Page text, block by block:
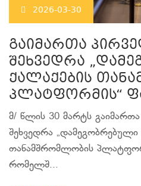
2026-03-30
გაიმართა
შეხვედრა
ქალაქების
პლატფორმის“
მ/ წლის 30 მარტს
შეხვედრა „დამეგობრებული
თანამშრომლობის
რომელშ...